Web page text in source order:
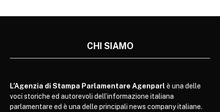
CHI SIAMO
L’Agenzia di Stampa Parlamentare Agenparl è una delle
voci storiche ed autorevoli dell’informazione italiana
parlamentare ed è una delle principali news company italiane.